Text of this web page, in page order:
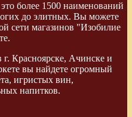
более 1500 наименований
до элитных. Вы можете
сети магазинов "Изобилие
Красноярске, Ачинске и
вы найдете огромный
игристых вин,
напитков.